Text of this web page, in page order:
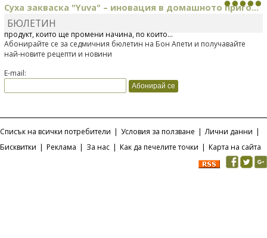
Суха закваска "Yuva" – иновация в домашното приго...
Отскоро Лесафр България стартира предлагането на изцяло нов
продукт, който ще промени начина, по който...
БЮЛЕТИН
Абонирайте се за седмичния бюлетин на Бон Апети и получавайте
най-новите рецепти и новини
E-mail:
Списък на всички потребители | Условия за ползване | Лични данни |
Бисквитки | Реклама | За нас | Как да печелите точки | Карта на сайта